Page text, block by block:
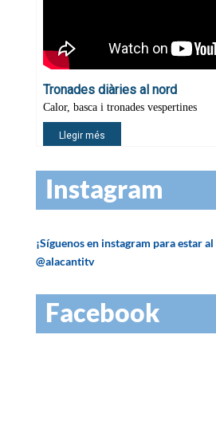
Instagram
¡Síguenos en instagram para estar
@alacantitv
Facebook